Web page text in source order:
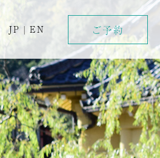
JP | EN ご予約